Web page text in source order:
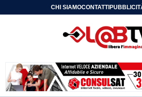
CHI SIAMOCONTATTI